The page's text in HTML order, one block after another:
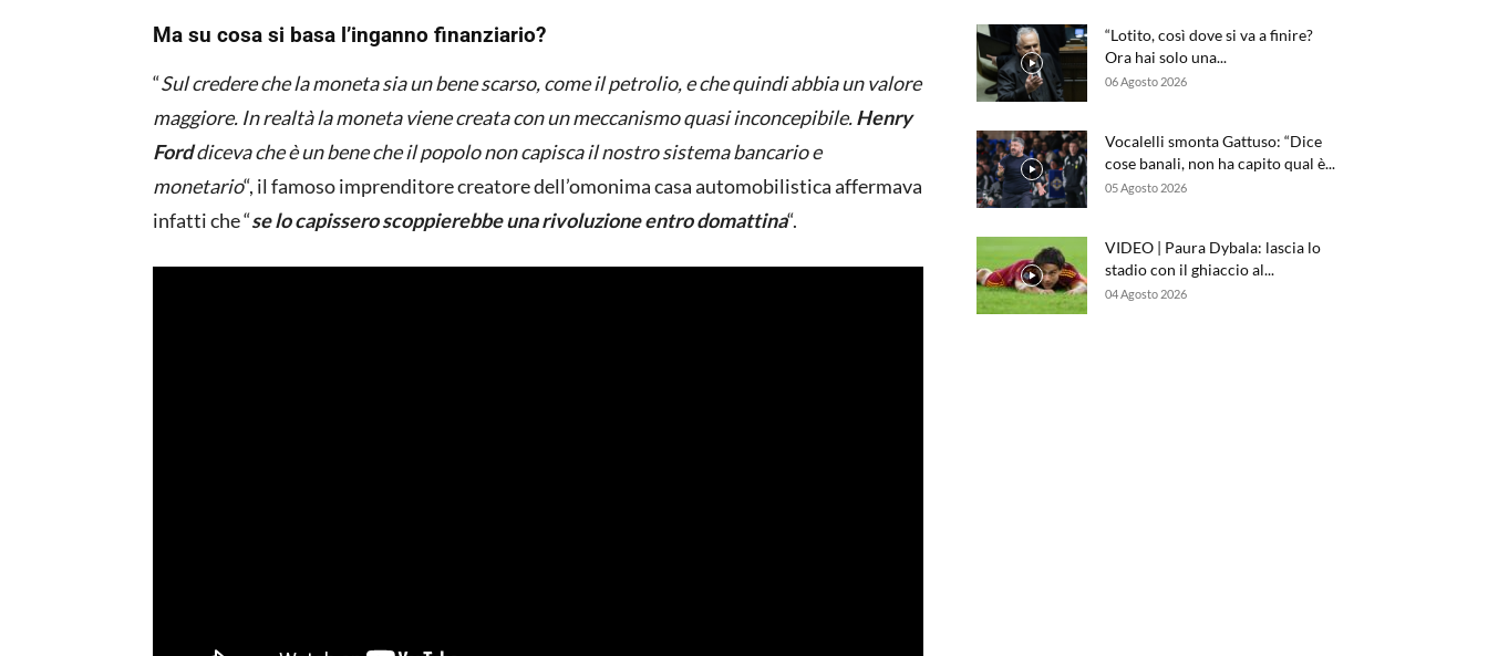
Ma su cosa si basa l’inganno finanziario?
“Sul credere che la moneta sia un bene scarso, come il petrolio, e che quindi abbia un valore
maggiore. In realtà la moneta viene creata con un meccanismo quasi inconcepibile.Henry
Forddiceva che è un bene che il popolo non capisca il nostro sistema bancario e
monetario“, il famoso imprenditore creatore dell’omonima casa automobilistica affermava
infatti che “se lo capissero scoppierebbe una rivoluzione entro domattina“.
“Lotito, così dove si va a finire?
Ora hai solo una...
06 Agosto 2026
Vocalelli smonta Gattuso: “Dice
cose banali, non ha capito qual è...
05 Agosto 2026
VIDEO | Paura Dybala: lascia lo
stadio con il ghiaccio al...
04 Agosto 2026